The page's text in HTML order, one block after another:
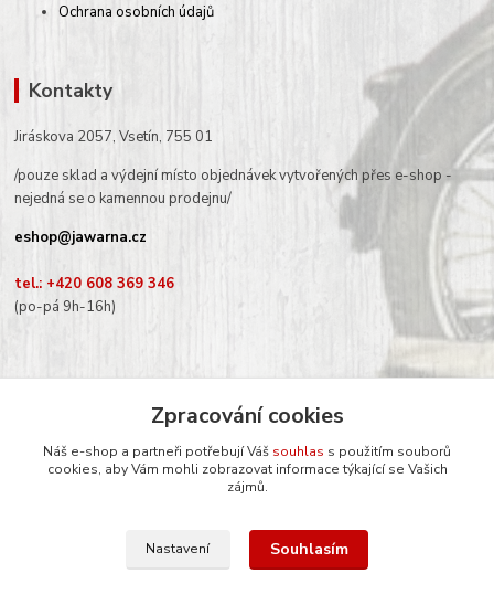
Ochrana osobních údajů
Kontakty
Jiráskova 2057, Vsetín, 755 01
/pouze sklad a výdejní místo objednávek vytvořených přes e-shop -
nejedná se o kamennou prodejnu/
eshop@jawarna.cz
tel.: +420 608 369 346
(po-pá 9h-16h)
Sledujte nás na Facebooku
Zpracování cookies
Náš e-shop a partneři potřebují Váš souhlas s použitím souborů
cookies, aby Vám mohli zobrazovat informace týkající se Vašich
zájmů.
Nastavení Souhlasím